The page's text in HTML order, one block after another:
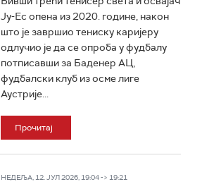
Ју-Ес опена из 2020. године, након
што је завршио тениску каријеру
одлучио је да се опроба у фудбалу
потписавши за Баденер АЦ,
фудбалски клуб из осме лиге
Аустрије...
Прочитај
НЕДЕЉА, 12. ЈУЛ 2026, 19:04 -> 19:21